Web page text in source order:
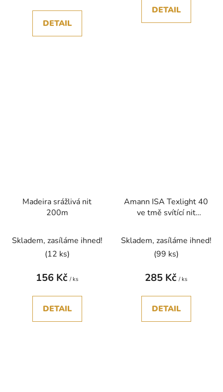
DETAIL
DETAIL
Madeira srážlivá nit
200m
Skladem, zasíláme ihned!
(12 ks)
156 Kč / ks
DETAIL
Amann ISA Texlight 40
ve tmě svítící nit
Skladem, zasíláme ihned!
(99 ks)
285 Kč / ks
DETAIL